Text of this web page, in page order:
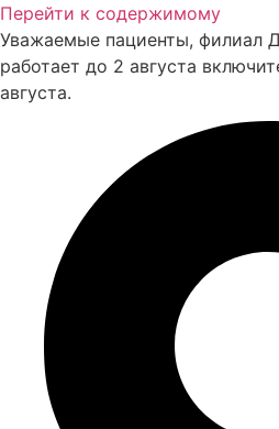
Перейти к содержимому
Уважаемые пациенты, филиал
работает до 2 августа
августа.